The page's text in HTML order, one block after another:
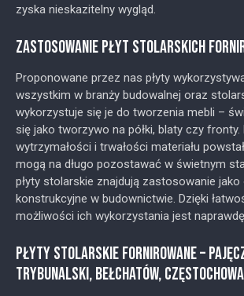
zyska nieskazitelny wygląd.
ZASTOSOWANIE PŁYT STOLARSKICH
Proponowane przez nas płyty
wszystkim w branży budowalnej oraz
wykorzystuje się je do tworzenia mebli –
się jako tworzywo na półki, blaty czy fronty.
wytrzymałości i trwałości materiału
mogą na długo pozostawać w świetnym
płyty stolarskie znajdują zastosowanie jako
konstrukcyjne w budownictwie. Dzięki
możliwości ich wykorzystania jest naprawdę
PŁYTY STOLARSKIE FORNIROWANE –
TRYBUNALSKI, BEŁCHATÓW, CZĘSTOCHOWA